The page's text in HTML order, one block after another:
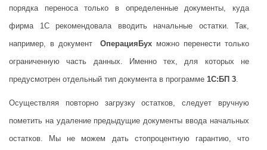
порядка переноса только в определенные документы, куда
фирма 1С рекомендовала вводить начальные остатки. Так,
например, в документ
ОперацияБух можно перенести только
ограниченную часть данных. Именно тех, для которых не
предусмотрен отдельный тип документа в программе 1С:БП 3.
Осуществляя повторно загрузку остатков, следует вручную
пометить на удаление предыдущие документы ввода начальных
остатков. Мы не можем дать стопроцентную гарантию, что